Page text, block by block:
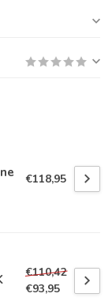
€118,95
€110,42
€93,95